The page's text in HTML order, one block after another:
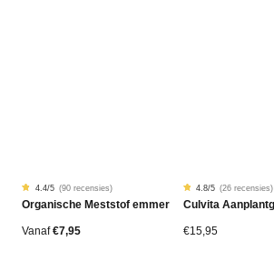
Gewaardeerd
4.42
gebaseerd
op
90
4.4/5 (90 recensies)
Organische Meststof emmer
Vanaf €7,95
Gewaardeerd
4.81
gebaseerd
op
26
4.8/5 (26 recensies)
€15,95